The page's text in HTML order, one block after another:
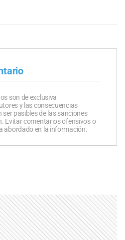
son de exclusiva
y las consecuencias
ser pasibles de las sanciones
Evitar comentarios ofensivos o
abordado en la información.